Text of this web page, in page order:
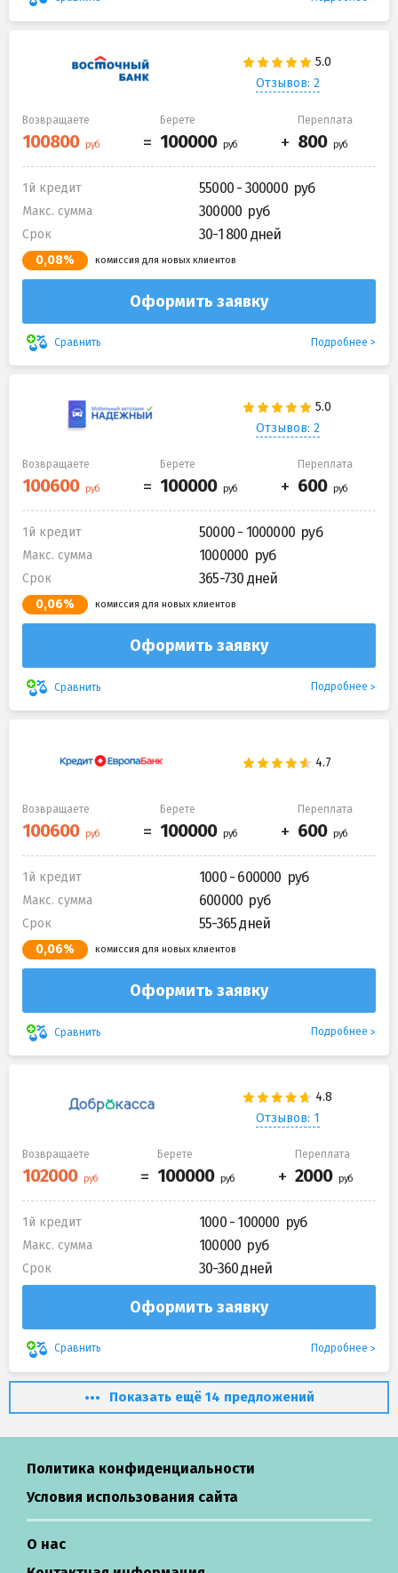
Отзывов: 2
Возвращаете Берете Переплата
1й кредит 55000 - 300000
Макс. сумма 300000
Срок 30-1 800 дней
0,08% комиссия для новых клиентов
Оформить заявку
Сравнить Подробнее
Отзывов: 2
Возвращаете Берете Переплата
1й кредит 50000 - 1000000
Макс. сумма 1000000
Срок 365-730 дней
0,06% комиссия для новых клиентов
Оформить заявку
Сравнить Подробнее
Возвращаете Берете Переплата
1й кредит 1000 - 600000
Макс. сумма 600000
Срок 55-365 дней
0,06% комиссия для новых клиентов
Оформить заявку
Сравнить Подробнее
Отзывов: 1
Возвращаете Берете Переплата
1й кредит 1000 - 100000
Макс. сумма 100000
Срок 30-360 дней
Оформить заявку
Сравнить Подробнее
Показать ещё 14 предложений
Политика конфиденциальности
Условия использования сайта
О нас